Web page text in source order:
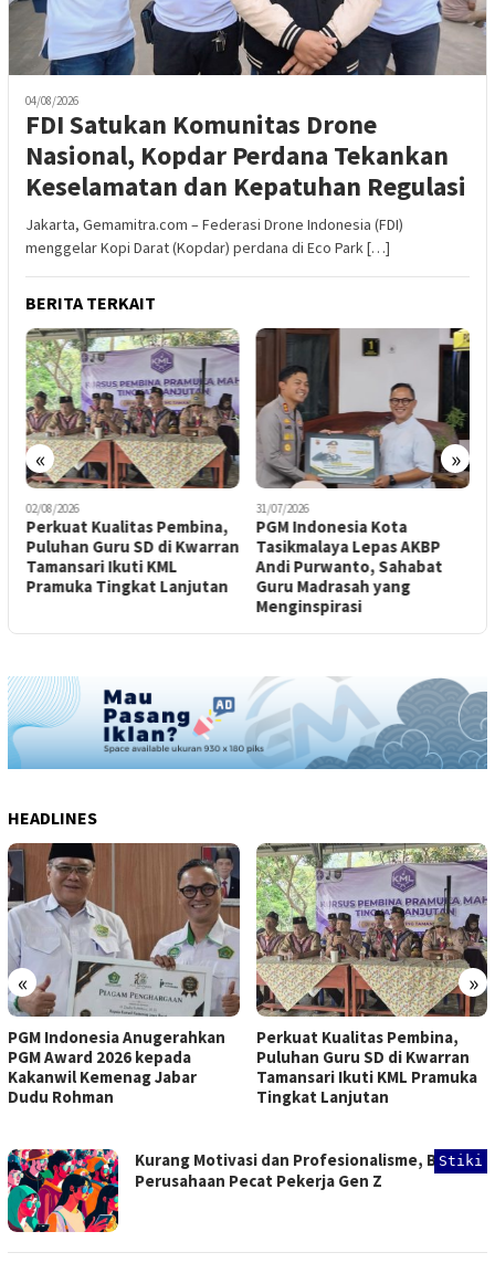
04/08/2026
FDI Satukan Komunitas Drone
Nasional, Kopdar Perdana Tekankan
Keselamatan dan Kepatuhan Regulasi
Jakarta, Gemamitra.com – Federasi Drone Indonesia (FDI)
menggelar Kopi Darat (Kopdar) perdana di Eco Park […]
BERITA TERKAIT
« »
02/08/2026
Perkuat Kualitas Pembina,
Puluhan Guru SD di Kwarran
Tamansari Ikuti KML
Pramuka Tingkat Lanjutan
31/07/2026
PGM Indonesia Kota
Tasikmalaya Lepas AKBP
Andi Purwanto, Sahabat
Guru Madrasah yang
Menginspirasi
HEADLINES
« »
PGM Indonesia Anugerahkan
PGM Award 2026 kepada
Kakanwil Kemenag Jabar
Dudu Rohman
Perkuat Kualitas Pembina,
Puluhan Guru SD di Kwarran
Tamansari Ikuti KML Pramuka
Tingkat Lanjutan
GEMAMITRA.COMKurang Motivasi dan Profesionalisme, Banyak
Perusahaan Pecat Pekerja Gen Z
Stiki